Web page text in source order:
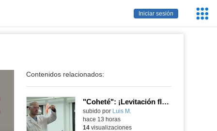
Iniciar sesión
Contenidos relacionados:
"Coheté": ¡Levitación flamígera!
Contenido educativo.
subido por Luis M.
hace 13 horas
14visualizaciones